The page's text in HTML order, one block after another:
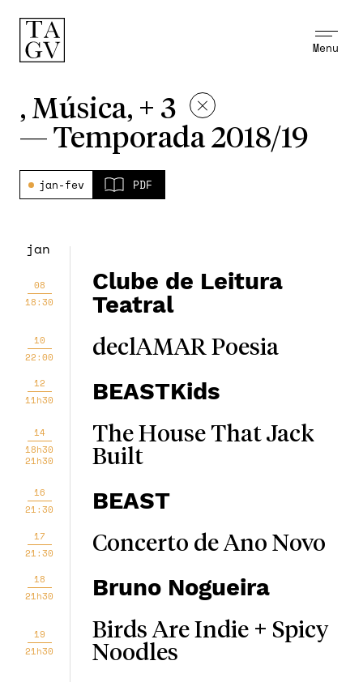
Menu
, Música, + 3
— Temporada 2018/19
jan-fev PDF
jan
08
18:30
Clube de Leitura
Teatral
10
22:00
declAMAR Poesia
12
11h30
BEASTKids
14
18h30
21h30
The House That Jack
Built
16
21:30
BEAST
17
21:30
Concerto de Ano Novo
18
21h30
Bruno Nogueira
19
21h30
Birds Are Indie + Spicy
Noodles